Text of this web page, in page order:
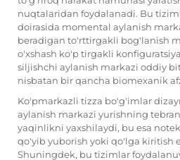
nuqtalaridan foydalanadi. Bu
doirasida momental aylanish
beradigan to'rttirgakli bog'lanish
o'xshash ko'p tirgakli
siljishchi aylanish markazi oddiy
nisbatan bir qancha biomexanik
Ko'pmarkazli tizza bo'g'imlar
aylanish markazi yurishning
yaqinlikni yaxshilaydi, bu esa
qo'yib yuborish yoki qo'lga kiritish
Shuningdek, bu tizimlar